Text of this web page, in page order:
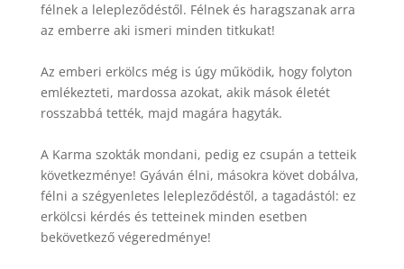
félnek a lelepleződéstől. Félnek és haragszanak arra
az emberre aki ismeri minden titkukat!
Az emberi erkölcs még is úgy működik, hogy folyton
emlékezteti, mardossa azokat, akik mások életét
rosszabbá tették, majd magára hagyták.
A Karma szokták mondani, pedig ez csupán a tetteik
következménye! Gyáván élni, másokra követ dobálva,
félni a szégyenletes lelepleződéstől, a tagadástól: ez
erkölcsi kérdés és tetteinek minden esetben
bekövetkező végeredménye!